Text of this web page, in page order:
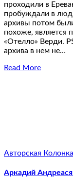
проходили в
пробуждали в
архивы потом
похоже, является
«Отелло» Верди.
архива в нем не…
Read More
Авторская Колонка
Аркадий